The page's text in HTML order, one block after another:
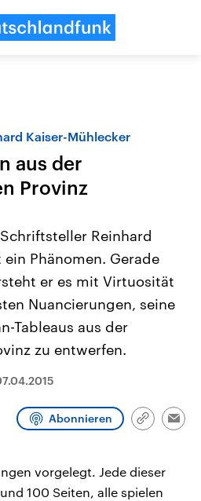
6.
aus
Berichte
Aktuelle Beiträge,
Hintergründe
Wirtschaftlich und
gehören die Vereinigten
den mächtigsten Ländern
mit großem Einfluss auf
Kaiser-Mühlecker
aus der
Provinz
Reinhard
Phänomen. Gerade
er es mit Virtuosität
Nuancierungen, seine
Tableaus aus der
zu entwerfen.
Abonnieren
Link
vorgelegt. Jede dieser
100 Seiten, alle spielen